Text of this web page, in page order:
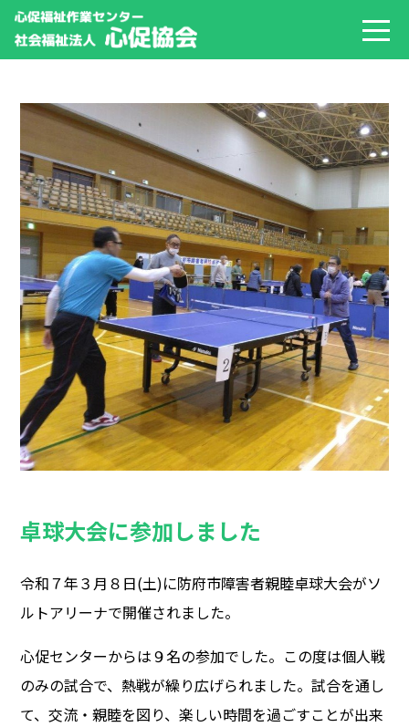
卓球大会に参加しました
令和７年３月８日(土)に防府市障害者親睦卓球大会がソ
ルトアリーナで開催されました。
心促センターからは９名の参加でした。この度は個人戦
のみの試合で、熱戦が繰り広げられました。試合を通し
て、交流・親睦を図り、楽しい時間を過ごすことが出来